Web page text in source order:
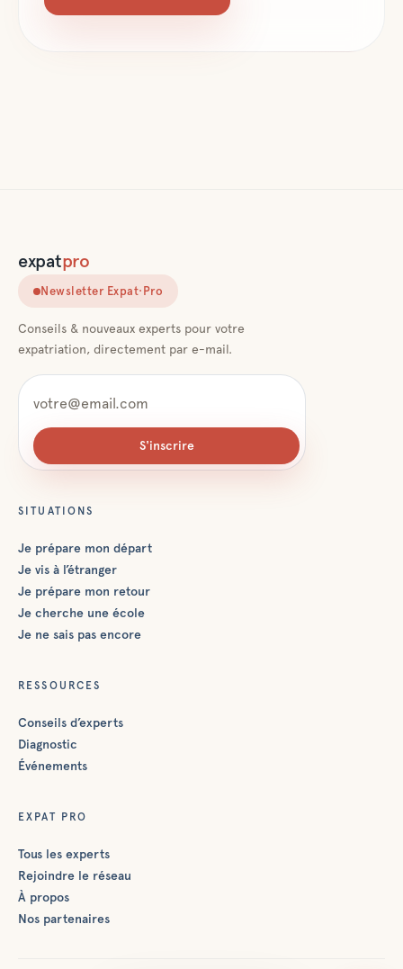
expatpro
Newsletter Expat·Pro
Conseils & nouveaux experts pour votre
expatriation, directement par e-mail.
S'inscrire
SITUATIONS
Je prépare mon départ
Je vis à l’étranger
Je prépare mon retour
Je cherche une école
Je ne sais pas encore
RESSOURCES
Conseils d’experts
Diagnostic
Événements
EXPAT PRO
Tous les experts
Rejoindre le réseau
À propos
Nos partenaires